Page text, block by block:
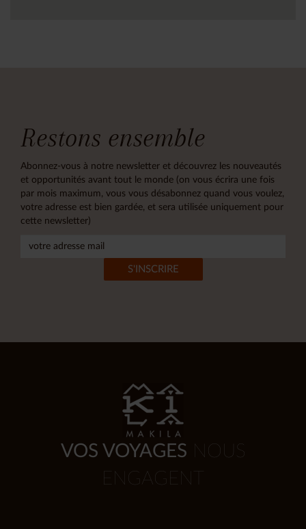
Restons ensemble
Abonnez-vous à notre newsletter et découvrez les nouveautés
et opportunités avant tout le monde (on vous écrira une fois
par mois maximum, vous vous désabonnez quand vous voulez,
votre adresse est bien gardée, et sera utilisée uniquement pour
cette newsletter)
VOS VOYAGES NOUS
ENGAGENT